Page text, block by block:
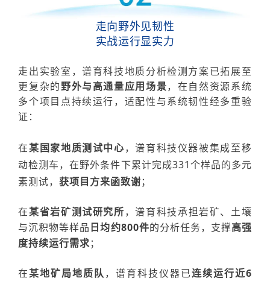
走向野外见韧性
实战运行显实力
走出实验室，谱育科技地质分析检测方案已拓展至
更复杂的野外与高通量应用场景，在自然资源系统
多个项目点持续运行， 适配性与系统韧性经多重验
证：
在某国家地质测试中心，谱育科技仪器被集成至移
动检测车，在野外条件下累计完成331个样品的多元
素测试，获项目方来函致谢；
在某省岩矿测试研究所，谱育科技承担岩矿、土壤
与沉积物等样品 日均约800件的分析任务，支撑高强
度持续运行需求；
在某地矿局地质队，谱育科技仪器已连续运行近6